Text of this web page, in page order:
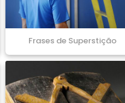
Frases de Superstição